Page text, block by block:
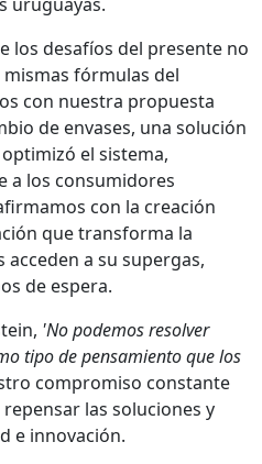
los desafíos del presente no
fórmulas del
con nuestra propuesta
de envases, una solución
el sistema,
a los consumidores
con la creación
que transforma la
a su supergas,
de espera.
'No podemos resolver
tipo de pensamiento que los
compromiso constante
las soluciones y
e innovación.